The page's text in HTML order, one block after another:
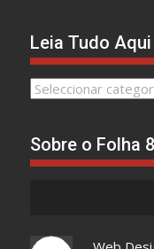
Leia Tudo Aqui
Leia
Sobre o Folha 8